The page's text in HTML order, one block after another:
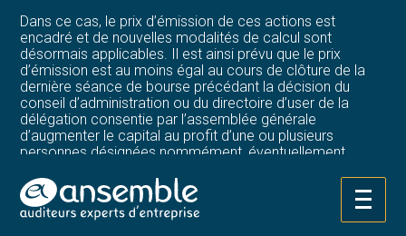
Aller
au
Dans ce cas, le prix d’émission de ces actions est
encadré et de nouvelles modalités de calcul sont
désormais applicables. Il est ainsi prévu que le prix
d’émission est au moins égal au cours de clôture de la
dernière séance de bourse précédant la décision du
conseil d’administration ou du directoire d’user de la
délégation consentie par l’assemblée générale
d’augmenter le capital au profit d’une ou plusieurs
personnes désignées nommément, éventuellement
Sources :